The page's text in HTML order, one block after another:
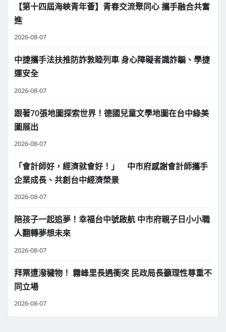
【第十四屆海峽青年薈】青春交流聚同心 攜手融合共奮
進
2026-08-07
中捷攜手法扶推防詐敦睦列車 身心障礙者識詐騙、學捷
運安全
2026-08-07
跟著70張地圖探索世界！德國兒童文學地圖在台中綠美
圖展出
2026-08-07
「會計師好，經濟就會好！」 中市府感謝會計師攜手
企業成長、共創台中經濟榮景
2026-08-07
陪孩子一起追夢！幸福台中號啟航 中市府親子日小小職
人翻轉夢想未來
2026-08-07
拜票遭潑穢物！ 霧峰里長遇衝突 民政局長籲理性尊重不
同立場
2026-08-07